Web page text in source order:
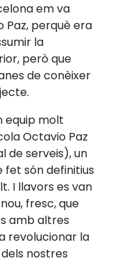
em va
Paz, perquè era
la
però que
de conèixer
equip molt
Octavio Paz
de serveis), un
fet són definitius
I llavors es van
fresc, que
amb altres
revolucionar la
nostres